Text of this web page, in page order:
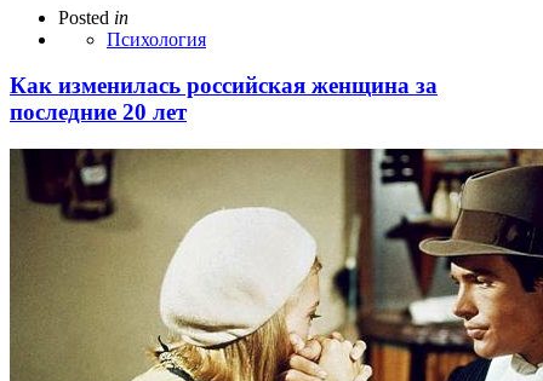
Posted in
Психология
Как изменилась российская женщина за
последние 20 лет